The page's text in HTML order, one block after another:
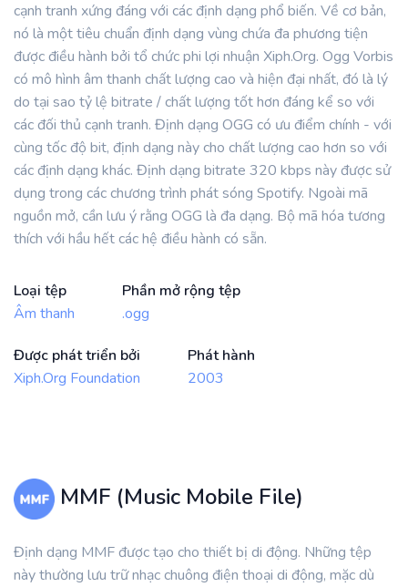
cạnh tranh xứng đáng với các định dạng phổ biến. Về cơ bản,
nó là một tiêu chuẩn định dạng vùng chứa đa phương tiện
được điều hành bởi tổ chức phi lợi nhuận Xiph.Org. Ogg Vorbis
có mô hình âm thanh chất lượng cao và hiện đại nhất, đó là lý
do tại sao tỷ lệ bitrate / chất lượng tốt hơn đáng kể so với
các đối thủ cạnh tranh. Định dạng OGG có ưu điểm chính - với
cùng tốc độ bit, định dạng này cho chất lượng cao hơn so với
các định dạng khác. Định dạng bitrate 320 kbps này được sử
dụng trong các chương trình phát sóng Spotify. Ngoài mã
nguồn mở, cần lưu ý rằng OGG là đa dạng. Bộ mã hóa tương
thích với hầu hết các hệ điều hành có sẵn.
Loại tệp
Âm thanh
Phần mở rộng tệp
.ogg
Được phát triển bởi
Xiph.Org Foundation
Phát hành
2003
MMF (Music Mobile File)
Định dạng MMF được tạo cho thiết bị di động. Những tệp
này thường lưu trữ nhạc chuông điện thoại di động, mặc dù